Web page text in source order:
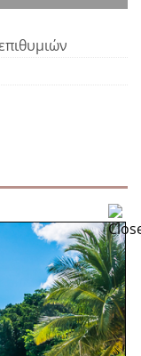
με κούμπωμα
προϊόν σε